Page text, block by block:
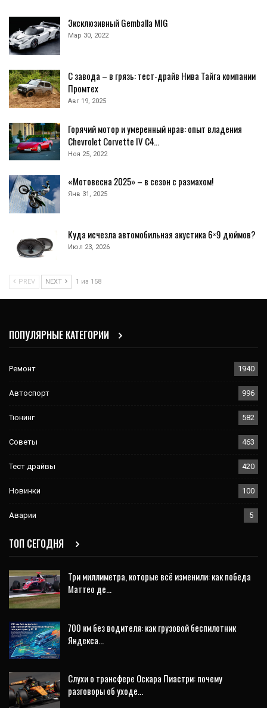
Эксклюзивный Gemballa MIG
Мар 30, 2022
С завода – в грязь: тест-драйв Нива Тайга компании
Промтех
Авг 19, 2025
Горячий мотор и умеренный нрав: опыт владения
Chevrolet Corvette IV C4…
Ноя 25, 2022
«Мотовесна 2025» – в сезон с размахом!
Янв 31, 2025
Куда исчезла автомобильная акустика 6×9 дюймов?
Июл 23, 2026
PREV NEXT 1 из 158
ПОПУЛЯРНЫЕ КАТЕГОРИИ
Ремонт 1940
Автоспорт 996
Тюнинг 582
Советы 463
Тест драйвы 420
Новинки 100
Аварии 5
ТОП СЕГОДНЯ
Три миллиметра, которые всё изменили: как победа
Маттео де…
700 км без водителя: как грузовой беспилотник
Яндекса…
Слухи о трансфере Оскара Пиастри: почему
разговоры об уходе…